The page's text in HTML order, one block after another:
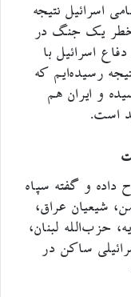
اسرائیل نتیجه
خطر یک جنگ در
اسرائیل با
رسیده‌ایم که
و ایران هم
است.
و گفته سپاه
شیعیان عراق،
حزب‌الله لبنان،
ساکن در